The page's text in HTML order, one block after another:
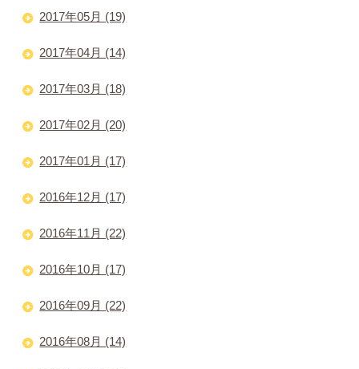
2017年05月 (19)
2017年04月 (14)
2017年03月 (18)
2017年02月 (20)
2017年01月 (17)
2016年12月 (17)
2016年11月 (22)
2016年10月 (17)
2016年09月 (22)
2016年08月 (14)